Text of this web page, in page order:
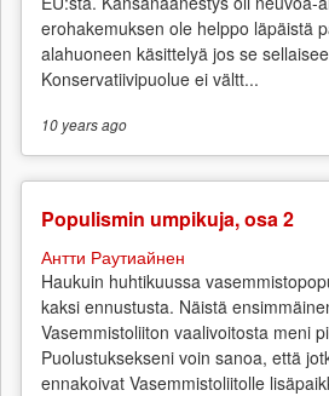
erohakemuksen ole helppo läpäistä
alahuoneen käsittelyä jos se
Konservatiivipuolue ei vältt...
10 yearsago
Populismin umpikuja, osa 2
Антти Раутиайнен
Haukuin huhtikuussa
kaksi ennustusta. Näistä
Vasemmistoliiton vaalivoitosta meni
Puolustuksekseni voin sanoa, että
ennakoivat Vasemmistoliitolle